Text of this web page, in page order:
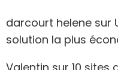
darcourt helene sur
solution la plus